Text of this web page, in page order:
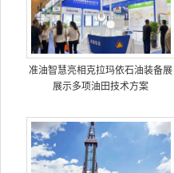
准油智慧亮相克拉玛依石油装备展
展示多项油田技术方案